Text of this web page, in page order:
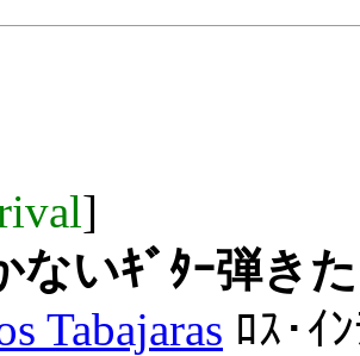
]
ないｷﾞﾀｰ弾き
Tabajaras ﾛｽ･ｲ